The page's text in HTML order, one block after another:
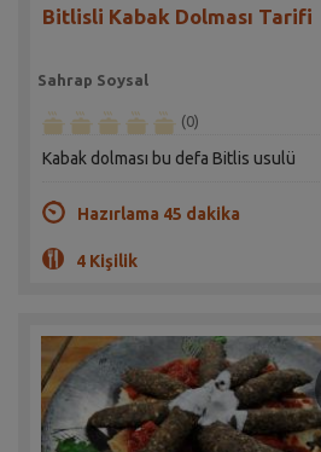
Bitlisli Kabak Dolması Tarifi
Sahrap Soysal
(0)
Kabak dolması bu defa Bitlis usulü
Hazırlama 45 dakika
4 Kişilik